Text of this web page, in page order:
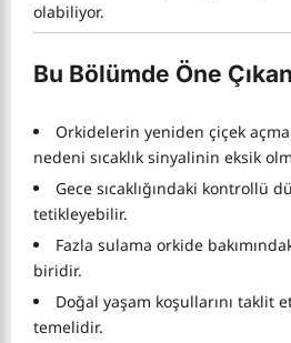
olabiliyor.
Bu Bölümde Öne
Orkidelerin yeniden çiçek
nedeni sıcaklık sinyalinin eksik
Gece sıcaklığındaki kontrollü
tetikleyebilir.
Fazla sulama orkide
biridir.
Doğal yaşam koşullarını taklit
temelidir.